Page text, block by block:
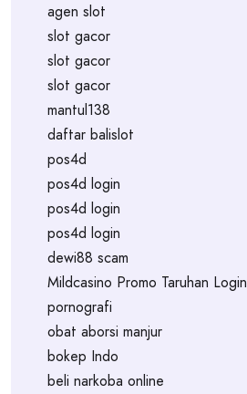
agen slot
slot gacor
slot gacor
slot gacor
mantul138
daftar balislot
pos4d
pos4d login
pos4d login
pos4d login
dewi88 scam
Mildcasino Promo Taruhan Login
pornografi
obat aborsi manjur
bokep Indo
beli narkoba online